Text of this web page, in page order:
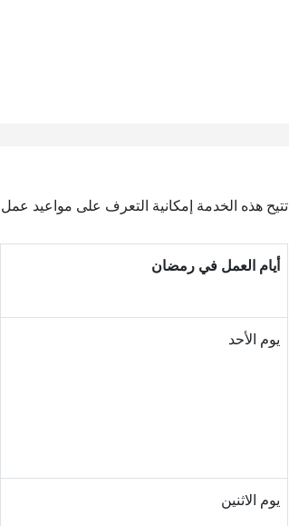
تتيح هذه الخدمة إمكانية التعرف على مواعيد عمل برج التحرير في
أيام العمل في رمضان
يوم الأحد
يوم الاثنين